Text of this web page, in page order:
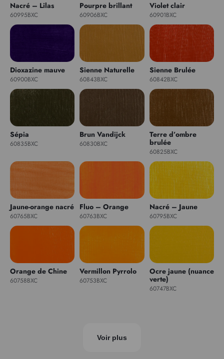
Nacré – Lilas
60995BXC
Pourpre brillant
60906BXC
Violet clair
60901BXC
Dioxazine mauve
60900BXC
Sienne Naturelle
60843BXC
Sienne Brulée
60842BXC
Sépia
60835BXC
Brun Vandijck
60830BXC
Terre d’ombre
brulée
60825BXC
Jaune-orange nacré
60765BXC
Fluo – Orange
60763BXC
Nacré – Jaune
60795BXC
Orange de Chine
60758BXC
Vermillon Pyrrolo
60753BXC
Ocre jaune (nuance
verte)
60747BXC
Voir plus